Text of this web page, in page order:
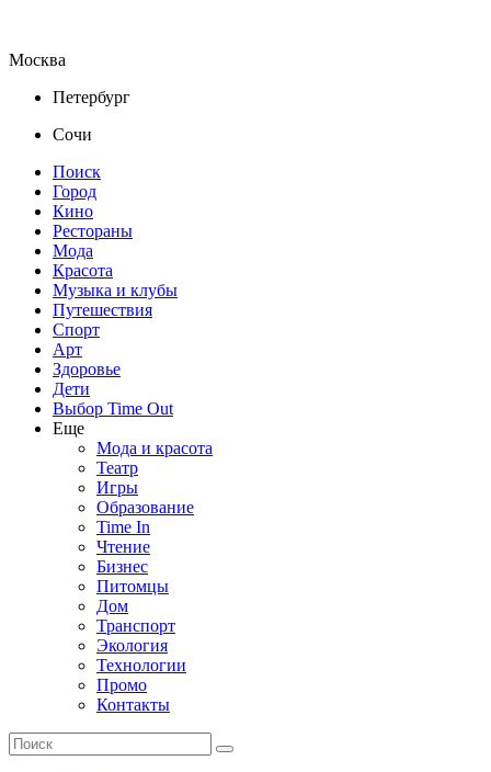
Москва
Петербург
Сочи
Поиск
Город
Кино
Рестораны
Мода
Красота
Музыка и клубы
Путешествия
Спорт
Арт
Здоровье
Дети
Выбор Time Out
Еще
Мода и красота
Театр
Игры
Образование
Time In
Чтение
Бизнес
Питомцы
Дом
Транспорт
Экология
Технологии
Промо
Контакты